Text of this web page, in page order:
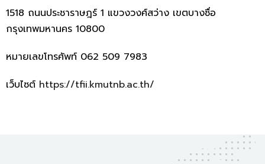
1518 ถนนประชาราษฎร์ 1 แขวงวงศ์สว่าง เขตบางซื่อ
กรุงเทพมหานคร 10800
หมายเลขโทรศัพท์ 062 509 7983
เว็บไซต์ https://tfii.kmutnb.ac.th/